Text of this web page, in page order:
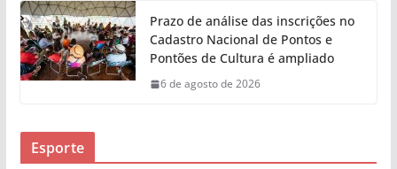
Prazo de análise das inscrições no
Cadastro Nacional de Pontos e
Pontões de Cultura é ampliado
6 de agosto de 2026
Esporte